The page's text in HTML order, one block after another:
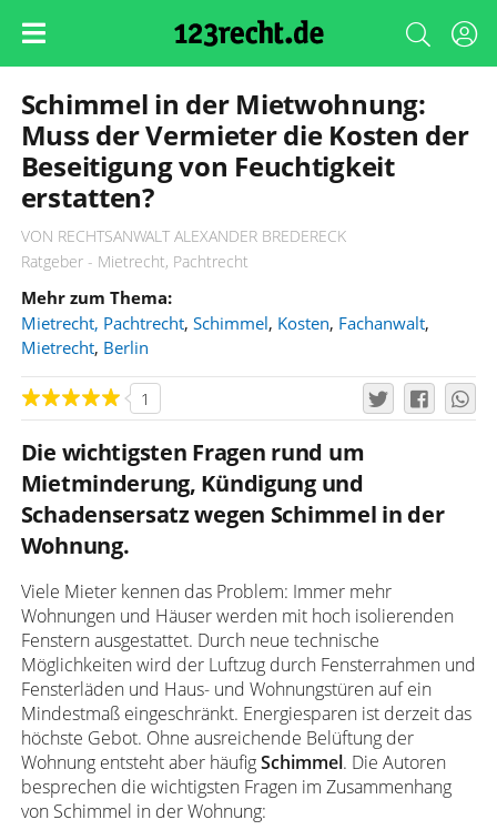
Schimmel in der Mietwohnung:
Muss der Vermieter die Kosten der
Beseitigung von Feuchtigkeit
erstatten?
VON RECHTSANWALT ALEXANDER BREDERECK
Ratgeber - Mietrecht, Pachtrecht
Mehr zum Thema:
Mietrecht, Pachtrecht, Schimmel, Kosten, Fachanwalt,
Mietrecht, Berlin
1
Die wichtigsten Fragen rund um
Mietminderung, Kündigung und
Schadensersatz wegen Schimmel in der
Wohnung.
Viele Mieter kennen das Problem: Immer mehr
Wohnungen und Häuser werden mit hoch isolierenden
Fenstern ausgestattet. Durch neue technische
Möglichkeiten wird der Luftzug durch Fensterrahmen und
Fensterläden und Haus- und Wohnungstüren auf ein
Mindestmaß eingeschränkt. Energiesparen ist derzeit das
höchste Gebot. Ohne ausreichende Belüftung der
Wohnung entsteht aber häufigSchimmel. Die Autoren
besprechen die wichtigsten Fragen im Zusammenhang
von Schimmel in der Wohnung: